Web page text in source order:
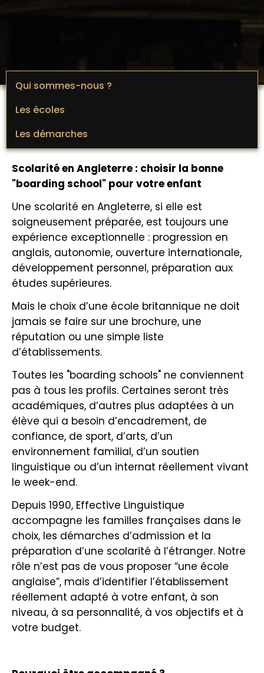
Qui sommes-nous ?
Les écoles
Les démarches
Scolarité en Angleterre : choisir la bonne
"boarding school" pour votre enfant
Une scolarité en Angleterre, si elle est
soigneusement préparée, est toujours une
expérience exceptionnelle : progression en
anglais, autonomie, ouverture internationale,
développement personnel, préparation aux
études supérieures.
Mais le choix d’une école britannique ne doit
jamais se faire sur une brochure, une
réputation ou une simple liste
d’établissements.
Toutes les "boarding schools" ne conviennent
pas à tous les profils. Certaines seront très
académiques, d’autres plus adaptées à un
élève qui a besoin d’encadrement, de
confiance, de sport, d’arts, d’un
environnement familial, d’un soutien
linguistique ou d’un internat réellement vivant
le week-end.
Depuis 1990, Effective Linguistique
accompagne les familles françaises dans le
choix, les démarches d’admission et la
préparation d’une scolarité à l’étranger. Notre
rôle n’est pas de vous proposer “une école
anglaise”, mais d’identifier l’établissement
réellement adapté à votre enfant, à son
niveau, à sa personnalité, à vos objectifs et à
votre budget.